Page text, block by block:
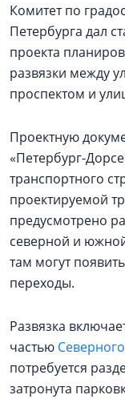
Комитет по
Петербурга дал
проекта
развязки между
проспектом и
Проектную
«Петербург-
транспортного
проектируемой
предусмотрено
северной и
там могут
переходы.
Развязка
частью
потребуется
затронута